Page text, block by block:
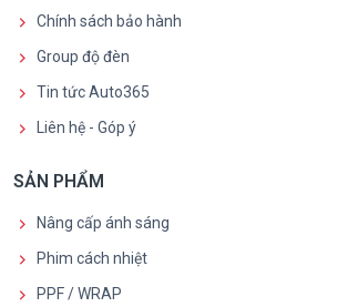
Chính sách bảo hành
Group độ đèn
Tin tức Auto365
Liên hệ - Góp ý
SẢN PHẨM
Nâng cấp ánh sáng
Phim cách nhiệt
PPF / WRAP